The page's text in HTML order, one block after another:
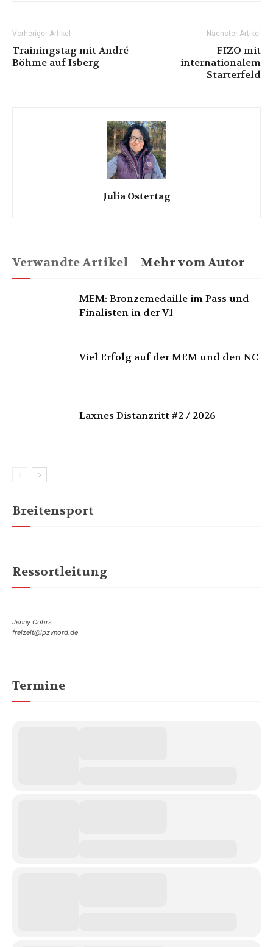
Vorheriger Artikel
Trainingstag mit André
Böhme auf Isberg
Nächster Artikel
FIZO mit
internationalem
Starterfeld
Julia Ostertag
Verwandte Artikel Mehr vom Autor
MEM: Bronzemedaille im Pass und
Finalisten in der V1
Viel Erfolg auf der MEM und den NC
Laxnes Distanzritt #2 / 2026
Breitensport
Ressortleitung
Jenny Cohrs
freizeit@ipzvnord.de
Termine